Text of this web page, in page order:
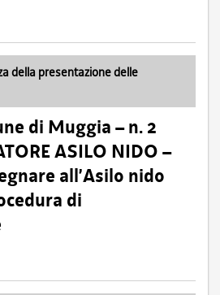
della presentazione delle
di Muggia – n. 2
ASILO NIDO –
all’Asilo nido
di